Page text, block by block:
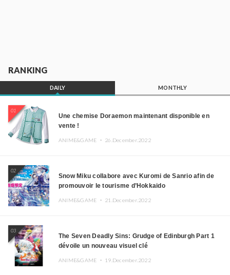
RANKING
DAILY MONTHLY
01
Une chemise Doraemon maintenant disponible en
vente !
ANIME&GAME ・ 26.December.2022
02
Snow Miku collabore avec Kuromi de Sanrio afin de
promouvoir le tourisme d’Hokkaido
ANIME&GAME ・ 21.December.2022
03
The Seven Deadly Sins: Grudge of Edinburgh Part 1
dévoile un nouveau visuel clé
ANIME&GAME ・ 19.December.2022